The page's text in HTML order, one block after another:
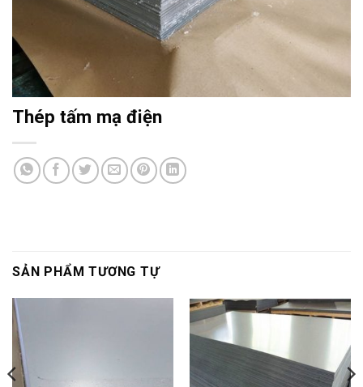
Thép tấm mạ điện
SẢN PHẨM TƯƠNG TỰ